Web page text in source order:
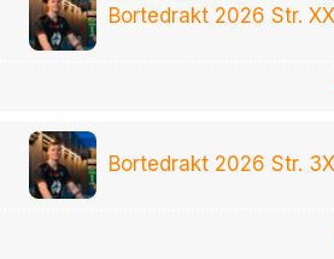
Bortedrakt 2026 Str.
Bortedrakt 2026 Str.